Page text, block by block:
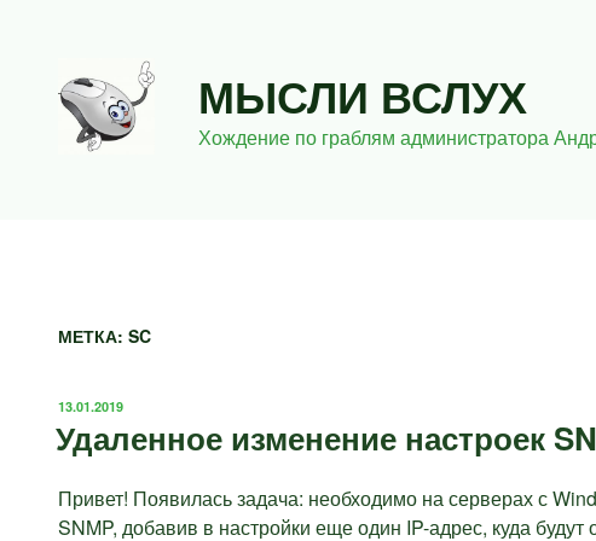
содержимому
МЫСЛИ ВСЛУХ
Хождение по граблям администратора
МЕТКА: SC
ОПУБЛИКОВАНО
13.01.2019
Удаленное изменение настроек
Привет! Появилась задача: необходимо на серверах с
SNMP, добавив в настройки еще один IP-адрес, куда